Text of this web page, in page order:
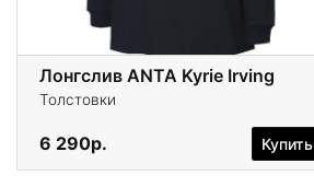
Лонгслив ANTA Kyrie Irving
Толстовки
6 290р. Купить